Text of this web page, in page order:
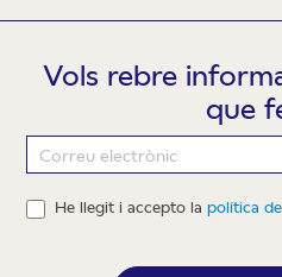
Vols rebre
que
Newsletter
He llegit i accepto lapolítica